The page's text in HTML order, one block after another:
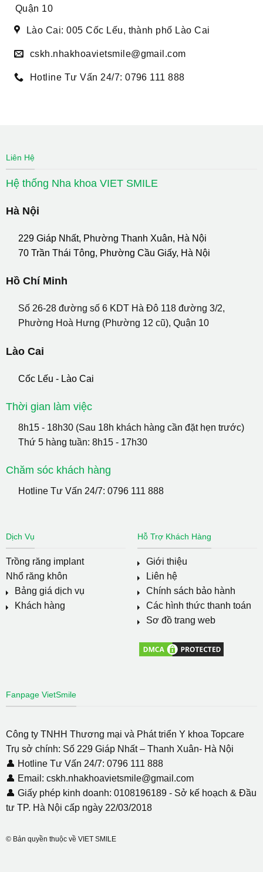
Quận 10
Lào Cai: 005 Cốc Lếu, thành phố Lào Cai
cskh.nhakhoavietsmile@gmail.com
Hotline Tư Vấn 24/7: 0796 111 888
Liên Hệ
Hệ thống Nha khoa VIET SMILE
Hà Nội
229 Giáp Nhất, Phường Thanh Xuân, Hà Nội
70 Trần Thái Tông, Phường Cầu Giấy, Hà Nội
Hồ Chí Minh
Số 26-28 đường số 6 KDT Hà Đô 118 đường 3/2,
Phường Hoà Hưng (Phường 12 cũ), Quận 10
Lào Cai
Cốc Lếu - Lào Cai
Thời gian làm việc
8h15 - 18h30 (Sau 18h khách hàng cần đặt hẹn trước)
Thứ 5 hàng tuần: 8h15 - 17h30
Chăm sóc khách hàng
Hotline Tư Vấn 24/7: 0796 111 888
Dịch Vụ
Trồng răng implant
Nhổ răng khôn
Bảng giá dịch vụ
Khách hàng
Hỗ Trợ Khách Hàng
Giới thiệu
Liên hệ
Chính sách bảo hành
Các hình thức thanh toán
Sơ đồ trang web
Fanpage VietSmile
Công ty TNHH Thương mại và Phát triển Y khoa Topcare
Trụ sở chính: Số 229 Giáp Nhất – Thanh Xuân- Hà Nội
👤 Hotline Tư Vấn 24/7: 0796 111 888
👤 Email: cskh.nhakhoavietsmile@gmail.com
👤 Giấy phép kinh doanh: 0108196189 - Sở kế hoạch & Đầu
tư TP. Hà Nội cấp ngày 22/03/2018
© Bản quyền thuộc về VIET SMILE